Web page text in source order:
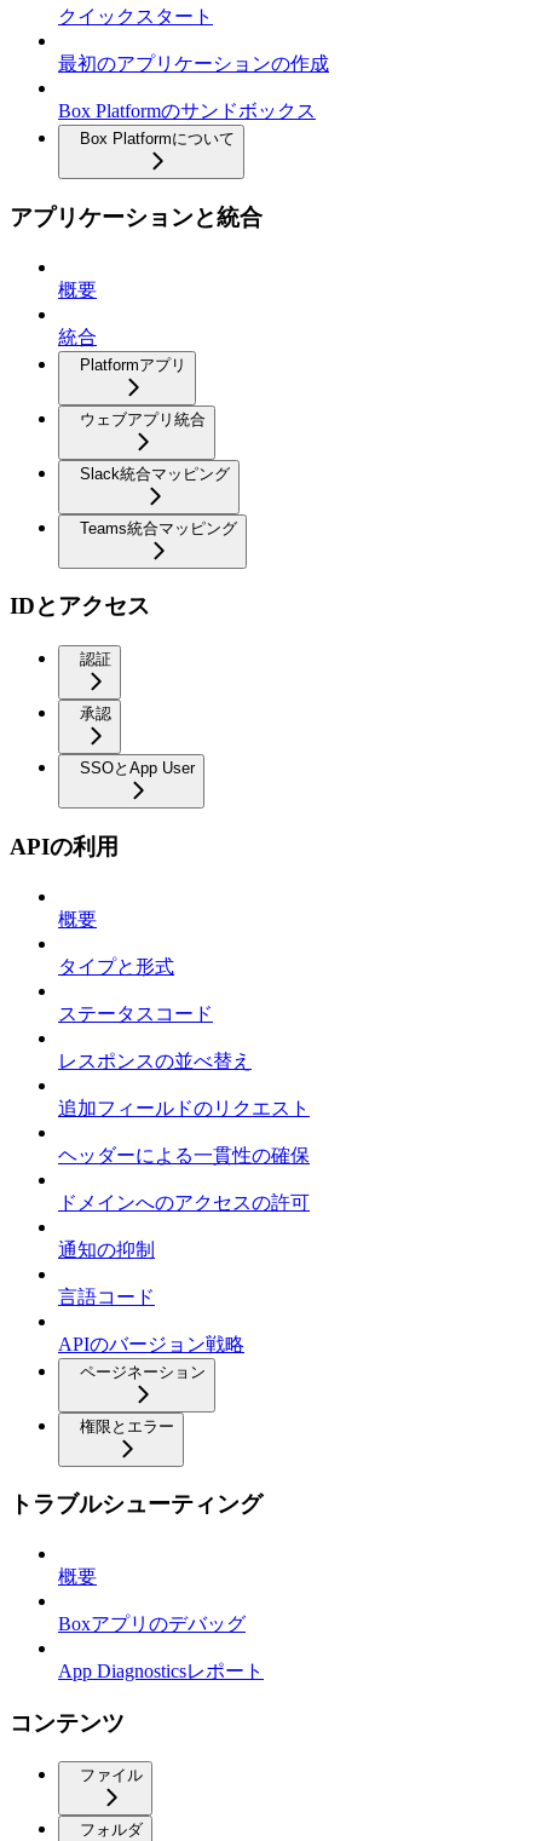
クイックスタート
最初のアプリケーションの作成
Box Platformのサンドボックス
Box Platformについて
アプリケーションと統合
概要
統合
Platformアプリ
ウェブアプリ統合
Slack統合マッピング
Teams統合マッピング
IDとアクセス
認証
承認
SSOとApp User
APIの利用
概要
タイプと形式
ステータスコード
レスポンスの並べ替え
追加フィールドのリクエスト
ヘッダーによる一貫性の確保
ドメインへのアクセスの許可
通知の抑制
言語コード
APIのバージョン戦略
ページネーション
権限とエラー
トラブルシューティング
概要
Boxアプリのデバッグ
App Diagnosticsレポート
コンテンツ
ファイル
フォルダ